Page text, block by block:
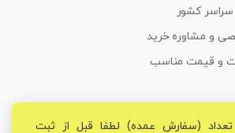
کشور
و مشاوره خرید
و قیمت مناسب
تعداد (سفارش عمده) لطفا قبل از ثبت